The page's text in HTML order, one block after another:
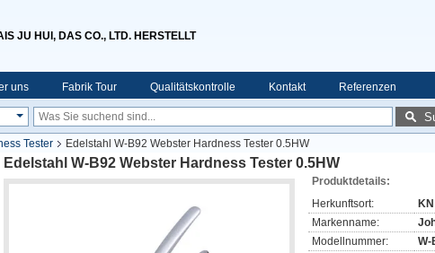
JU HUI, DAS CO., LTD. HERSTELLT
uns Fabrik Tour Qualitätskontrolle Kontakt Referenzen
Tester
Edelstahl W-B92 Webster Hardness Tester 0.5HW
Edelstahl W-B92 Webster Hardness Tester 0.5HW
Produktdetails:
Herkunftsort:
KN
Markenname:
Modellnummer:
W-